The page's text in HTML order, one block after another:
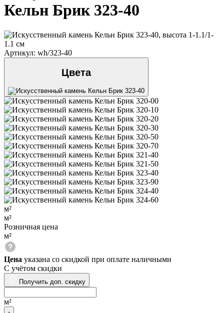
Кельн Брик 323-40
Артикул: wh/323-40
Цвета
м²
м²
Розничная цена
м²
Цена указана со скидкой при оплате наличными
С учётом скидки
Получить доп. скидку
м²